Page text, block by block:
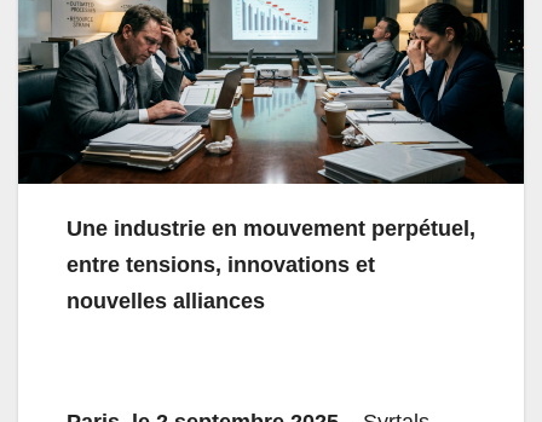
Une industrie en mouvement perpétuel,
entre tensions, innovations et
nouvelles alliances